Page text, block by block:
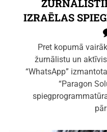
IZRAĒLAS
Pret kopumā
žurnālistu un
“WhatsApp”
“Paragon